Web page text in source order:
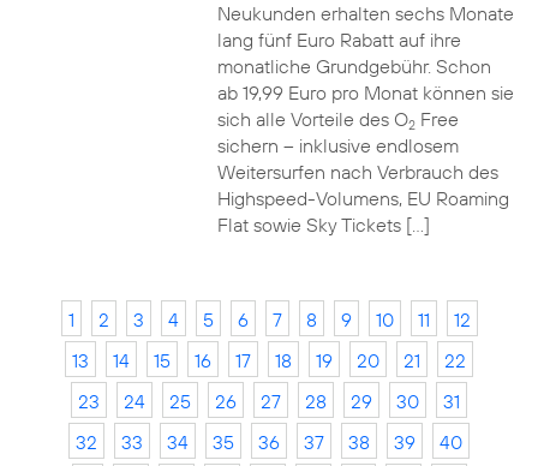
Neukunden erhalten sechs Monate
lang fünf Euro Rabatt auf ihre
monatliche Grundgebühr. Schon
ab 19,99 Euro pro Monat können sie
sich alle Vorteile des O2Free
sichern – inklusive endlosem
Weitersurfen nach Verbrauch des
Highspeed-Volumens, EU Roaming
Flat sowie Sky Tickets […]
1 2 3 4 5 6 7 8 9 10 11
12
13
14 15 16 17 18 19 20 21
22
23
24 25 26 27 28 29 30
31
32
33 34 35 36 37 38 39
40